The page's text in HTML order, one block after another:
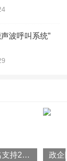
司举办“合规
保定市“河北
财险保定中支
波呼叫系统”
保定国寿冠名支持2026年保定市“河北福嫂”技能大赛圆满落幕